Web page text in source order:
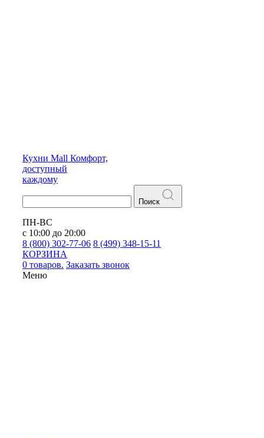
Кухни Mall Комфорт,
доступный
каждому
Поиск
ПН-ВС
с 10:00 до 20:00
8 (800) 302-77-06 8 (499) 348-15-11
КОРЗИНА
0 товаров. Заказать звонок
Меню